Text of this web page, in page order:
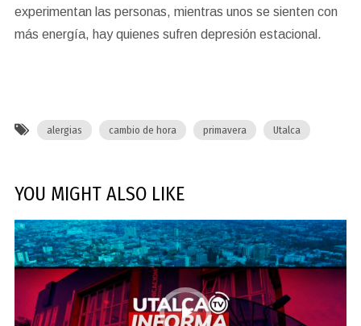
experimentan las personas, mientras unos se sienten con
más energía, hay quienes sufren depresión estacional.
alergias cambio de hora primavera Utalca
YOU MIGHT ALSO LIKE